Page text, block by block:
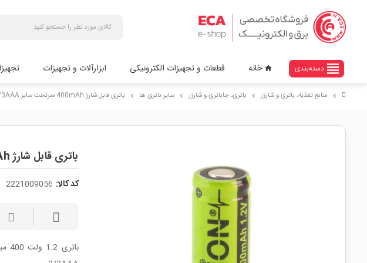
view_headline دسته‌بندی home خانه قطعات و تجهیزات الکترونیکی ابزارآلات و تجهیزات
chevron_right منابع تغذیه، باتری و شارژر chevron_right باتری، جاباتری و شارژر chevron_right سایر باتری ها chevron_right باتری قابل شارژ 400mAh سرتخت سایز 2/3AAA مارک ORION
باتری قابل شارژ 400mAh سرتخت سایز 2/3AAA مارک ORION
کد کالا: 2221009056